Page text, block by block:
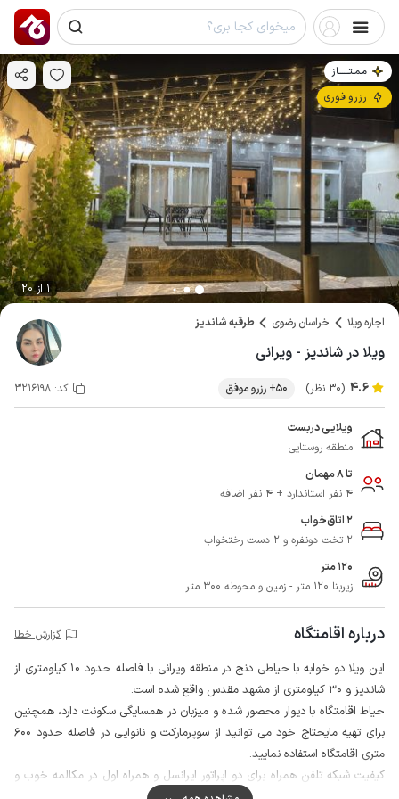
مـمـتــــــاز
رزرو فوری
1 از 20
اجاره ویلا خراسان رضوی طرقبه شاندیز
ویلا در شاندیز - ویرانی
4.6 (30 نظر) 50+ رزرو موفق کد: 3216198
ویلایی دربست
منطقه روستایی
تا 8 مهمان
4 نفر استاندارد + 4 نفر اضافه
2 اتاق‌خواب
2 تخت دونفره و 2 دست رختخواب
120 متر
زیربنا 120 متر - زمین و محوطه 300 متر
درباره اقامتگاه گزارش خطا
این ویلا دو خوابه با حیاطی دنج در منطقه ویرانی با فاصله حدود 10 کیلومتری از
شاندیز و 30 کیلومتری از مشهد مقدس واقع شده است.
حیاط اقامتگاه با دیوار محصور شده و میزبان در همسایگی سکونت دارد، همچنین
برای تهیه مایحتاج خود می توانید از سوپرمارکت و نانوایی در فاصله حدود 600
متری اقامتگاه استفاده نمایید.
کیفیت شبکه تلفن همراه برای دو اپراتور ایرانسل و همراه اول در مکالمه خوب و